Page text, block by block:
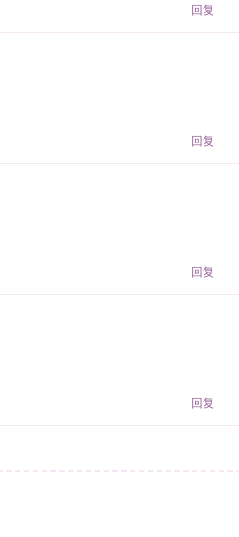
回复
回复
回复
回复